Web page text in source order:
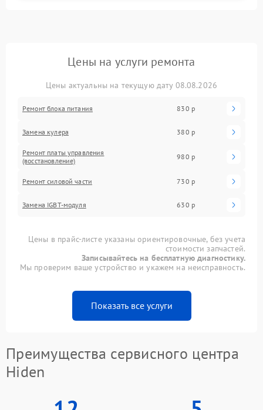
Цены на услуги ремонта
Цены актуальны на текущую дату 08.08.2026
Ремонт блока питания 830 р
Замена кулера 380 р
Ремонт платы управления
(восстановление)
980 р
Ремонт силовой части 730 р
Замена IGBT-модуля 630 р
Цены в прайс-листе указаны ориентировочные, без учета
стоимости запчастей.
Записывайтесь на бесплатную диагностику.
Мы проверим ваше устройство и укажем на неисправность.
Показать все услуги
Преимущества сервисного центра
Hiden